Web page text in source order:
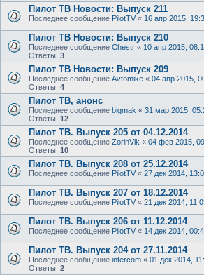
Пилот ТВ Новости: Выпуск 211
Последнее сообщение PilotTV « 16 апр 2015,
Пилот ТВ Новости: Выпуск 210
Последнее сообщение Chestr « 10 апр 2015,
Ответы: 3
Пилот ТВ Новости: Выпуск 209
Последнее сообщение Avtomike « 04 апр 2015,
Ответы: 4
Пилот ТВ, анонс
Последнее сообщение bigmak « 31 мар 2015,
Ответы: 12
Пилот ТВ. Выпуск 205 от 04.12.2014
Последнее сообщение ZorinVik « 04 фев 2015,
Ответы: 10
Пилот ТВ. Выпуск 208 от 25.12.2014
Последнее сообщение PilotTV « 27 дек 2014,
Пилот ТВ. Выпуск 207 от 18.12.2014
Последнее сообщение PilotTV « 21 дек 2014,
Пилот ТВ. Выпуск 206 от 11.12.2014
Последнее сообщение PilotTV « 14 дек 2014,
Пилот ТВ. Выпуск 204 от 27.11.2014
Последнее сообщение intercom « 01 дек 2014,
Ответы: 2